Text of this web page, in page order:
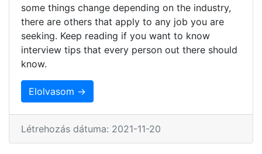
some things change depending on the industry,
there are others that apply to any job you are
seeking. Keep reading if you want to know
interview tips that every person out there should
know.
Elolvasom →
Létrehozás dátuma: 2021-11-20